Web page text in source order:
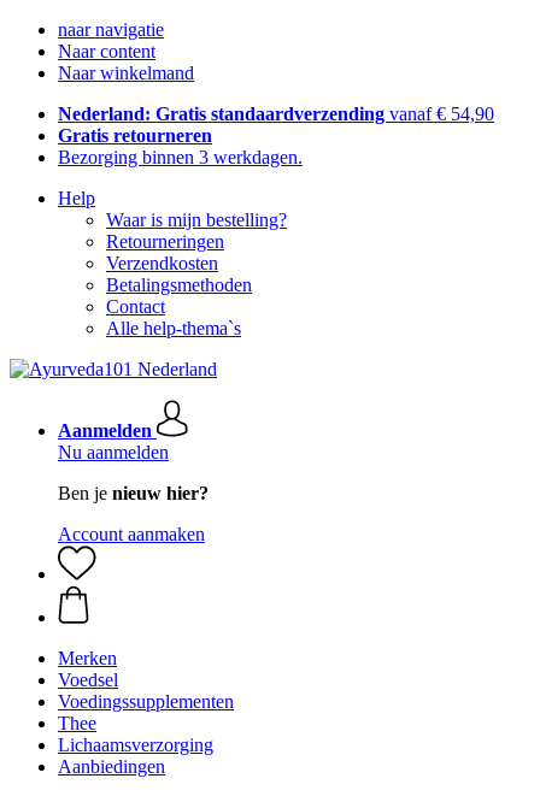
naar navigatie
Naar content
Naar winkelmand
Nederland: Gratis standaardverzending vanaf € 54,90
Gratis retourneren
Bezorging binnen 3 werkdagen.
Help
Waar is mijn bestelling?
Retourneringen
Verzendkosten
Betalingsmethoden
Contact
Alle help-thema`s
Aanmelden
Nu aanmelden
Ben je nieuw hier?
Account aanmaken
Merken
Voedsel
Voedingssupplementen
Thee
Lichaamsverzorging
Aanbiedingen